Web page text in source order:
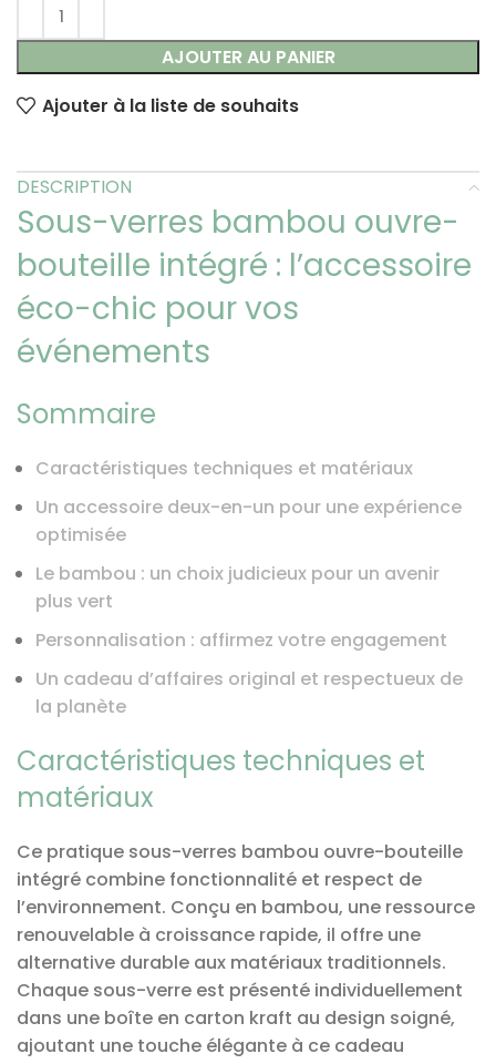
AJOUTER AU PANIER
Ajouter à la liste de souhaits
DESCRIPTION
Sous-verres bambou ouvre-
bouteille intégré : l’accessoire
éco-chic pour vos
événements
Sommaire
Caractéristiques techniques et matériaux
Un accessoire deux-en-un pour une expérience
optimisée
Le bambou : un choix judicieux pour un avenir
plus vert
Personnalisation : affirmez votre engagement
Un cadeau d’affaires original et respectueux de
la planète
Caractéristiques techniques et
matériaux
Ce pratique sous-verres bambou ouvre-bouteille
intégré combine fonctionnalité et respect de
l’environnement. Conçu en bambou, une ressource
renouvelable à croissance rapide, il offre une
alternative durable aux matériaux traditionnels.
Chaque sous-verre est présenté individuellement
dans une boîte en carton kraft au design soigné,
ajoutant une touche élégante à ce cadeau